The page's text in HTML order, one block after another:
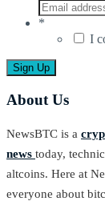
*
I
About Us
NewsBTC is a
news today,
altcoins. Here at
everyone about